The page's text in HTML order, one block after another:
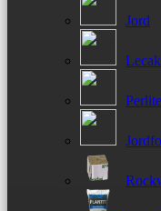
Jord
Perlite